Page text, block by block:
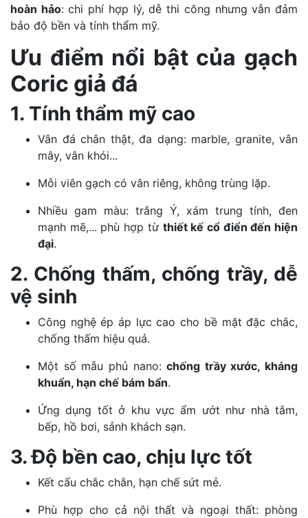
hoàn hảo: chi phí hợp lý, dễ thi công nhưng vẫn đảm
bảo độ bền và tính thẩm mỹ.
Ưu điểm nổi bật của gạch
Coric giả đá
1. Tính thẩm mỹ cao
Vân đá chân thật, đa dạng: marble, granite, vân
mây, vân khói...
Mỗi viên gạch có vân riêng, không trùng lặp.
Nhiều gam màu: trắng Ý, xám trung tính, đen
mạnh mẽ,... phù hợp từ thiết kế cổ điển đến hiện
đại.
2. Chống thấm, chống trầy, dễ
vệ sinh
Công nghệ ép áp lực cao cho bề mặt đặc chắc,
chống thấm hiệu quả.
Một số mẫu phủ nano:chống trầy xước, kháng
khuẩn, hạn chế bám bẩn.
Ứng dụng tốt ở khu vực ẩm ướt như nhà tắm,
bếp, hồ bơi, sảnh khách sạn.
3. Độ bền cao, chịu lực tốt
Kết cấu chắc chắn, hạn chế sứt mẻ.
Phù hợp cho cả nội thất và ngoại thất: phòng